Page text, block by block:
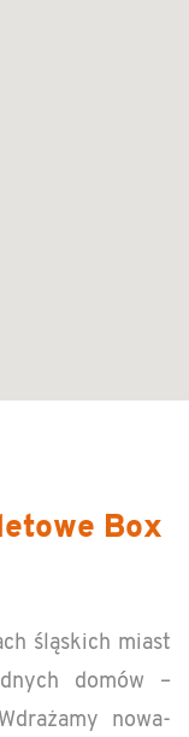
Box
śląskich miast
domów –
nowa­